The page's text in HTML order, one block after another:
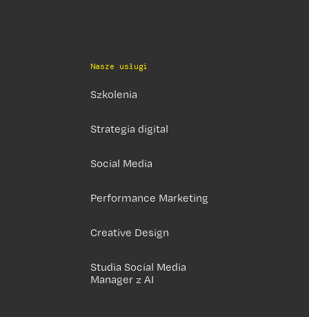
Nasze usługi
Szkolenia
Strategia digital
Social Media
Performance Marketing
Creative Design
Studia Social Media
Manager z AI